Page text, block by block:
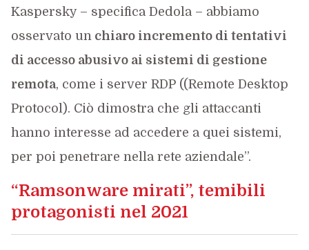
Kaspersky – specifica Dedola – abbiamo
osservato unchiaro incremento di tentativi
di accesso abusivo ai sistemi di gestione
remota, come i server RDP ((Remote Desktop
Protocol). Ciò dimostra che gli attaccanti
hanno interesse ad accedere a quei sistemi,
per poi penetrare nella rete aziendale”.
“Ramsonware mirati”, temibili
protagonisti nel 2021